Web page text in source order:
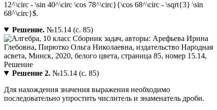
12^\circ - \sin 40^\circ \cos 78^\circ}{\cos 68^\circ - \sqrt{3} \sin
68^\circ}$.
Решение.№15.14 (с. 85)
Решение 2.№15.14 (с. 85)
Для нахождения значения выражения необходимо
последовательно упростить числитель и знаменатель дроби.